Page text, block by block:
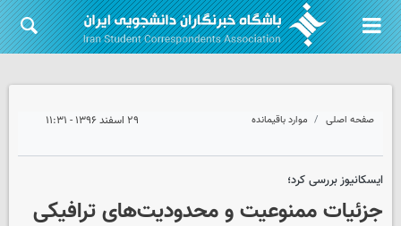
صفحه اصلی موارد باقیمانده ۲۹ اسفند ۱۳۹۶ - ۱۱:۳۱
ایسکانیوز بررسی کرد؛
جزئیات ممنوعیت‌ و محدودیت‌های ترافیکی